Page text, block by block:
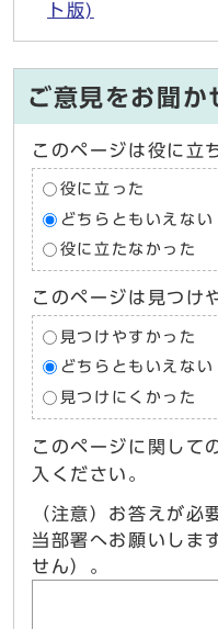
ト版)
ご意見をお聞か
このページは役に立
役に立った
どちらともいえない
役に立たなかった
このページは見つけ
見つけやすかった
どちらともいえない
見つけにくかった
このページに関して
入ください。
（注意）お答えが必
当部署へお願いしま
せん）。